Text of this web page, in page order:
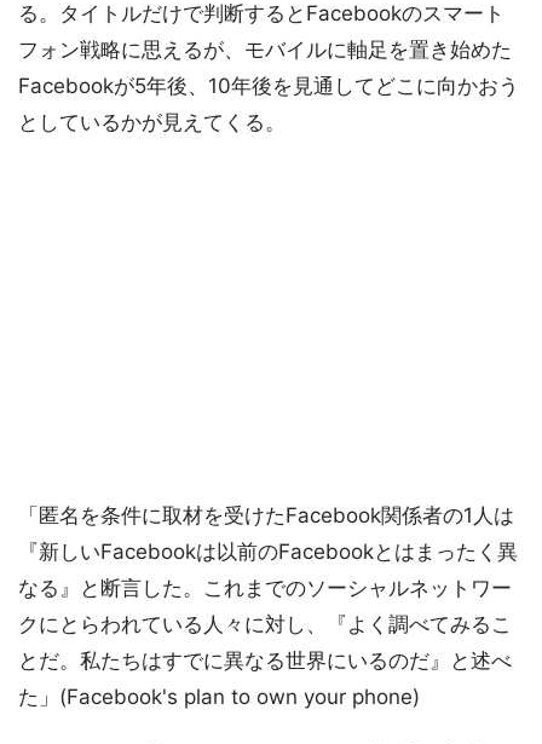
る。タイトルだけで判断するとFacebookのスマート
フォン戦略に思えるが、モバイルに軸足を置き始めた
Facebookが5年後、10年後を見通してどこに向かおう
としているかが見えてくる。
「匿名を条件に取材を受けたFacebook関係者の1人は
『新しいFacebookは以前のFacebookとはまったく異
なる』と断言した。これまでのソーシャルネットワー
クにとらわれている人々に対し、『よく調べてみるこ
とだ。私たちはすでに異なる世界にいるのだ』と述べ
た」(Facebook's plan to own your phone)